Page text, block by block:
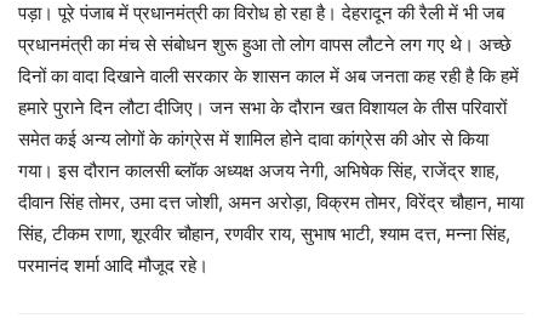
पड़ा। पूरे पंजाब में प्रधानमंत्री का विरोध हो रहा है। देहरादून की रैली में भी जब
प्रधानमंत्री का मंच से संबोधन शुरू हुआ तो लोग वापस लौटने लग गए थे। अच्छे
दिनों का वादा दिखाने वाली सरकार के शासन काल में अब जनता कह रही है कि हमें
हमारे पुराने दिन लौटा दीजिए। जन सभा के दौरान खत विशायल के तीस परिवारों
समेत कई अन्य लोगों के कांग्रेस में शामिल होने दावा कांग्रेस की ओर से किया
गया। इस दौरान कालसी ब्लॉक अध्यक्ष अजय नेगी, अभिषेक सिंह, राजेंद्र शाह,
दीवान सिंह तोमर, उमा दत्त जोशी, अमन अरोड़ा, विक्रम तोमर, विरेंद्र चौहान, माया
सिंह, टीकम राणा, शूरवीर चौहान, रणवीर राय, सुभाष भाटी, श्याम दत्त, मन्ना सिंह,
परमानंद शर्मा आदि मौजूद रहे।